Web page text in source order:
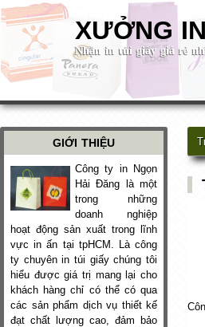
XƯỞNG
Nhận in túi giấy giá rẻ
GIỚI THIỆU
Công ty in Ngọn
Hải Đăng là một
trong những
doanh nghiệp
hoạt động sản xuất trong lĩnh
vực in ấn tại tpHCM. Là công
ty chuyên in túi giấy chúng tôi
hiểu được giá trị mang lại cho
khách hàng chỉ có thể có qua
các sản phẩm dịch vụ thiết kế
đạt chất lượng cao, đảm bảo